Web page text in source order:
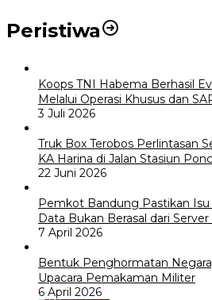
Peristiwa
Koops TNI Habema Berhasil
Melalui Operasi Khusus dan
3 Juli 2026
Truk Box Terobos Perlintasan
KA Harina di Jalan Stasiun
22 Juni 2026
Pemkot Bandung Pastikan
Data Bukan Berasal dari
7 April 2026
Bentuk Penghormatan
Upacara Pemakaman Militer
6 April 2026